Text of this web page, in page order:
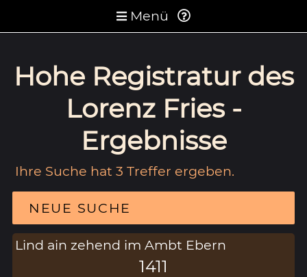
Menü
Hohe Registratur des
Lorenz Fries -
Ergebnisse
Ihre Suche hat 3 Treffer ergeben.
NEUE SUCHE
Lind ain zehend im Ambt Ebern
1411